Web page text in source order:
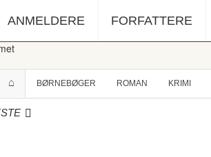
ANMELDERE FORFATTERE
BØRNEBØGER ROMAN KRIMI